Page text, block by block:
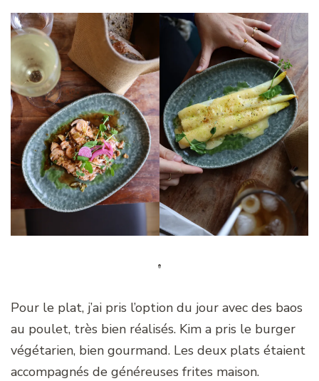
Pour le plat, j’ai pris l’option du jour avec des baos
au poulet, très bien réalisés. Kim a pris le burger
végétarien, bien gourmand. Les deux plats étaient
accompagnés de généreuses frites maison.